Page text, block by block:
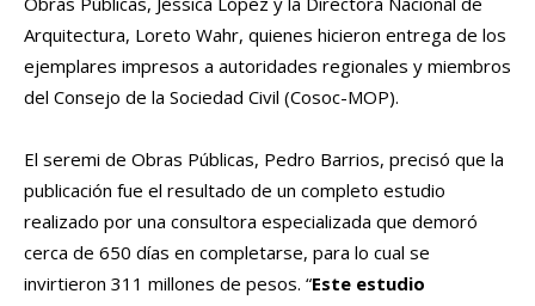
Arquitectura, Loreto Wahr, quienes hicieron entrega de los
ejemplares impresos a autoridades regionales y miembros
del Consejo de la Sociedad Civil (Cosoc-MOP).
El seremi de Obras Públicas, Pedro Barrios, precisó que la
publicación fue el resultado de un completo estudio
realizado por una consultora especializada que demoró
cerca de 650 días en completarse, para lo cual se
invirtieron 311 millones de pesos. “Este estudio